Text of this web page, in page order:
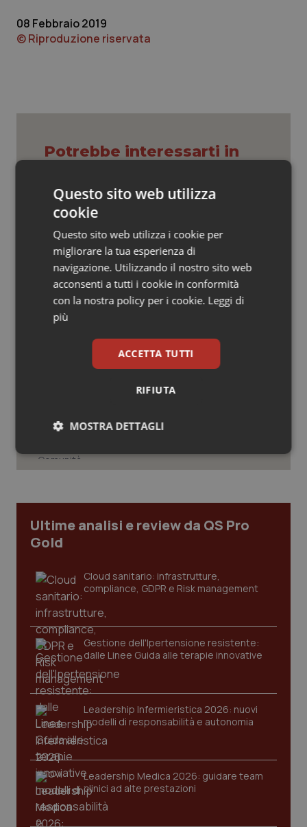
Veneto
Oncoematologia
Psoriasi & pelle
Quotidiano Cardiologia
Quotidiano Oncologia
Quotidiano Pediatria
Rene & patologie urogenitali
Salute orale & impianti
Sangue & coagulazione
Tumore al seno
Tumore ovarico
Tumori del Polmone & Testa Collo
Tumori gastrointestinali
Ulcera & Reflusso
Vaccini
08 Febbraio 2019
© Riproduzione riservata
Potrebbe interessarti in
Che pizza l’Inail…
Puglia. Unità di crisi sanitaria al lavoro,
Decaro accelera su 118, liste d’attesa
e conti
Medicina generale. Stefani: “+20%
domande di ammissione al Corso,
premiate le scelte della Regione”
Comunità. Soddisfatto Gerosa:
“Come promesso, si parte”
Ultime analisi e review da QS Pro
Gold
Cloud sanitario: infrastrutture,
compliance, GDPR e Risk management
Gestione dell'Ipertensione resistente:
dalle Linee Guida alle terapie innovative
Leadership Infermieristica 2026: nuovi
modelli di responsabilità e autonomia
Leadership Medica 2026: guidare team
clinici ad alte prestazioni
Questo sito web utilizza
cookie
Questo sito web utilizza i cookie per
migliorare la tua esperienza di
navigazione. Utilizzando il nostro sito web
acconsenti a tutti i cookie in conformità
con la nostra policy per i cookie. Leggi di
più
ACCETTA TUTTI
RIFIUTA
MOSTRA DETTAGLI
Necessari Statistici Marketing
I cookie necessari contribuiscono a rendere fruibile il
sito web abilitandone funzionalità di base quali la
navigazione sulle pagine e l'accesso alle aree
protette del sito. Il sito web non è in grado di
funzionare correttamente senza questi cookie.
Nome
Fornitore/Dominio
VISITOR_PRIVACY_METADATA
YouTube